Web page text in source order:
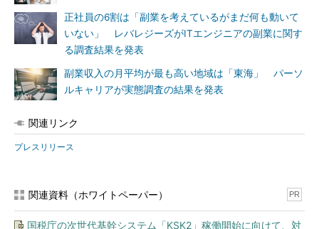
正社員の6割は「副業を考えているがまだ何も動いて
いない」 レバレジーズがITエンジニアの副業に関す
る調査結果を発表
副業収入の月平均が最も高い地域は「東海」 パーソ
ルキャリアが実態調査の結果を発表
関連リンク
プレスリリース
関連資料（ホワイトペーパー） PR
国税庁の次世代基幹システム「KSK2」稼働開始に向けて、対